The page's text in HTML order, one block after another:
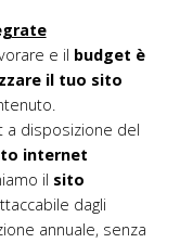
e il budget è
il tuo sito
a disposizione del
internet
il sito
dagli
annuale, senza